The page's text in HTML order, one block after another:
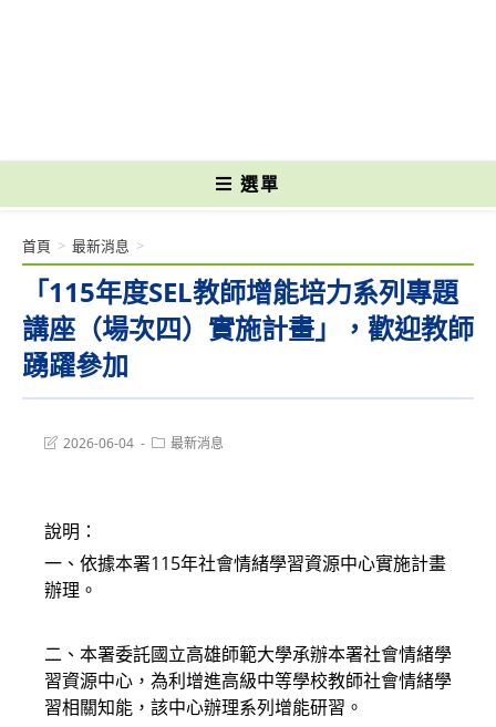
選單
「115年度SEL教師增能培力系列專題
講座（場次四）實施計畫」，歡迎教師
踴躍參加
首頁 > 最新消息 >
Post2026-06-04
Post最新消息
說明：
一、依據本署115年社會情緒學習資源中心實施計畫
辦理。
二、本署委託國立高雄師範大學承辦本署社會情緒學
習資源中心，為利增進高級中等學校教師社會情緒學
習相關知能，該中心辦理系列增能研習。